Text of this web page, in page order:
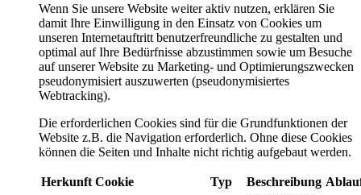
Wenn Sie unsere Website weiter aktiv nutzen, erklären Sie
damit Ihre Einwilligung in den Einsatz von Cookies um
unseren Internetauftritt benutzerfreundliche zu gestalten und
optimal auf Ihre Bedürfnisse abzustimmen sowie um Besuche
auf unserer Website zu Marketing- und Optimierungszwecken
pseudonymisiert auszuwerten (pseudonymisiertes
Webtracking).
Die erforderlichen Cookies sind für die Grundfunktionen der
Website z.B. die Navigation erforderlich. Ohne diese Cookies
können die Seiten und Inhalte nicht richtig aufgebaut werden.
Herkunft Cookie Typ Beschreibung